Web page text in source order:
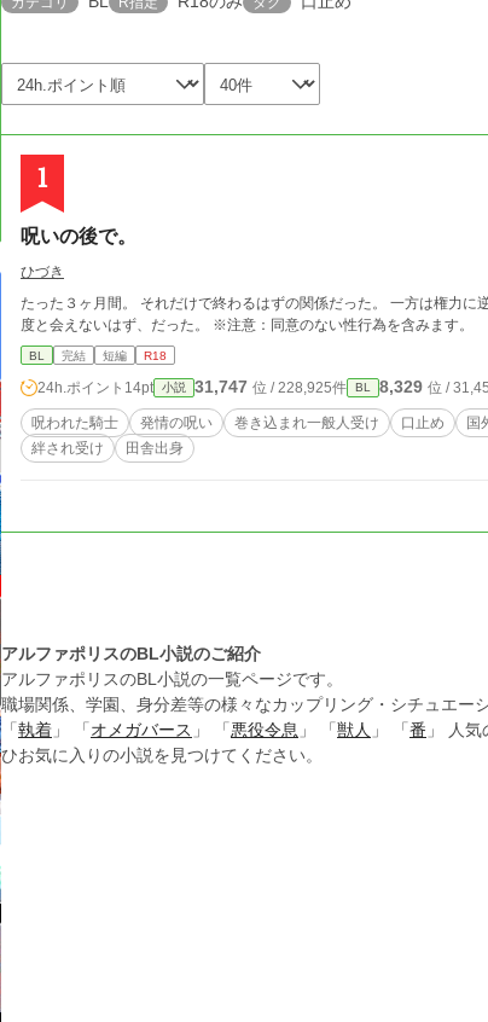
1
呪いの後で。
ひづき
たった３ヶ月間。 それだけで終わるはずの関係だった。 一方は権力
度と会えないはず、だった。 ※注意：同意のない性行為を含みます。
BL 完結 短編 R18
24h.ポイント 14pt 小説 31,747 位 / 228,925件 BL 8,329 位 /
呪われた騎士 発情の呪い 巻き込まれ一般人受け 口止め 国
絆され受け
田舎出身
アルファポリスのBL小説のご紹介
アルファポリスのBL小説の一覧ページです。
職場関係、学園、身分差等の様々なカップリング・シチュエー
「 執着 」 「 オメガバース 」 「 悪役令息 」 「 獣人 」 「 番 」 人
ひお気に入りの小説を見つけてください。